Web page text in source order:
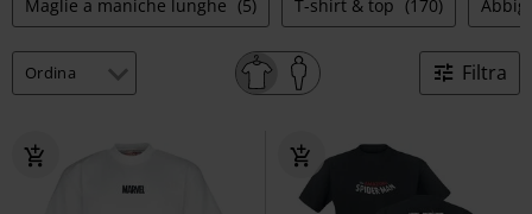
Maglie a maniche lunghe (5) T-shirt & top (170)
Filtra